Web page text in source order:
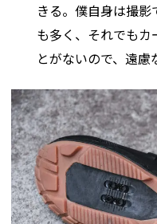
きる。僕自身は撮
も多く、それでも
とがないので、遠慮